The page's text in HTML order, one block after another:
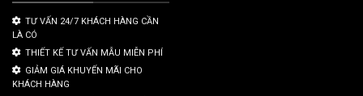
TƯ VẤN 24/7 KHÁCH HÀNG CẦN
LÀ CÓ
THIẾT KẾ TƯ VẤN MẪU MIỄN PHÍ
GIẢM GIÁ KHUYẾN MÃI CHO
KHÁCH HÀNG